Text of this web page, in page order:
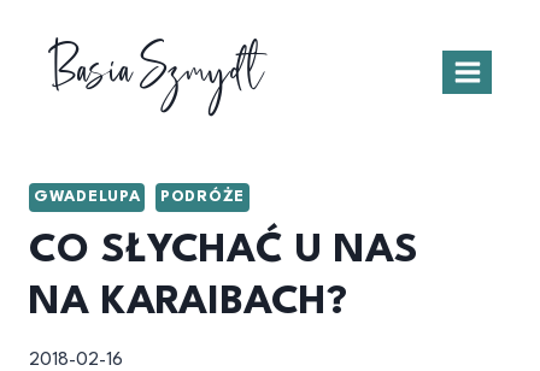
treściBasia Szmydt
GWADELUPA PODRÓŻE
CO SŁYCHAĆ U NAS
NA KARAIBACH?
2018-02-16